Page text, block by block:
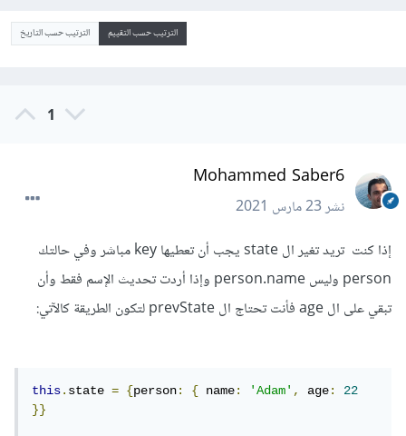
الترتيب حسب التقييم الترتيب حسب التاريخ
1
Mohammed Saber6
نشر23 مارس 2021
إذا كنت تريد تغير ال state يجب أن تعطيها key مباشر وفي حالتك
person وليس person.name وإذا أردت تحديث الإسم فقط وأن
تبقي على ال age فأنت تحتاج ال prevState لتكون الطريقة كالآتي:
this.state = {person: { name: 'Adam', age:
22
}}